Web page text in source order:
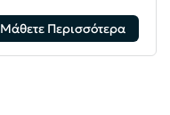
Μάθετε Περισσότερα